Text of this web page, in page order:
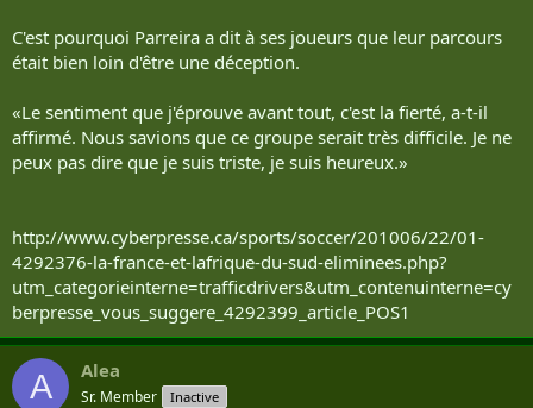
C'est pourquoi Parreira a dit à ses joueurs que leur parcours
était bien loin d'être une déception.
«Le sentiment que j'éprouve avant tout, c'est la fierté, a-t-il
affirmé. Nous savions que ce groupe serait très difficile. Je ne
peux pas dire que je suis triste, je suis heureux.»
http://www.cyberpresse.ca/sports/soccer/201006/22/01-
4292376-la-france-et-lafrique-du-sud-eliminees.php?
utm_categorieinterne=trafficdrivers&utm_contenuinterne=cy
berpresse_vous_suggere_4292399_article_POS1
A Alea
Sr. Member Inactive